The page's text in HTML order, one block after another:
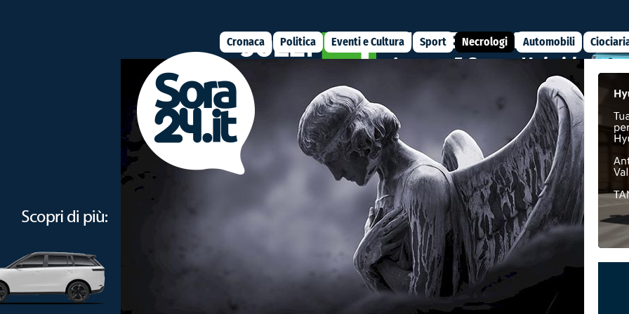
Cronaca Politica Eventi e Cultura Sport Necrologi Automobili